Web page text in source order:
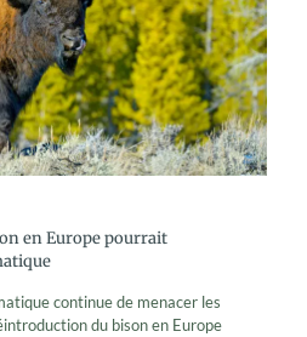
en Europe pourrait
continue de menacer les
du bison en Europe